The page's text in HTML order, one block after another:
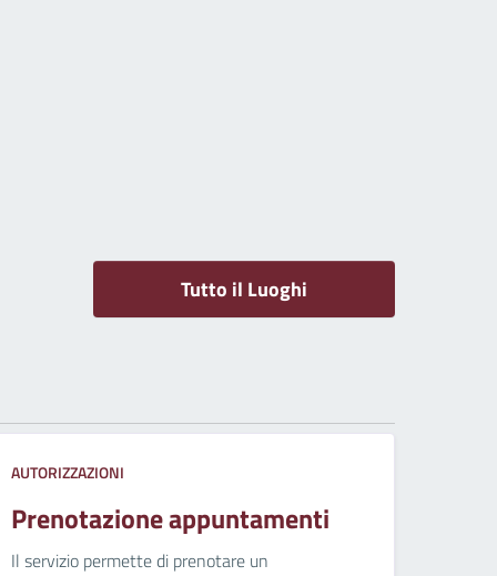
Tutto il Luoghi
AUTORIZZAZIONI
Prenotazione appuntamenti
Il servizio permette di prenotare un